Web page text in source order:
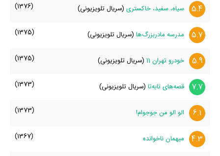
5.4 سیاه، سفید، خاکستری (سریال تلویزیونی) (1376)
5.7 مدرسه مادربزرگ‌ها (سریال تلویزیونی) (1375)
5.9 خودرو تهران 11 (سریال تلویزیونی) (1375)
7.7 قصه‌های تابه‌تا (سریال تلویزیونی) (1373)
6.1 الو الو من جوجو‌ام! (1373)
4.3 میهمان ناخوانده (1367)